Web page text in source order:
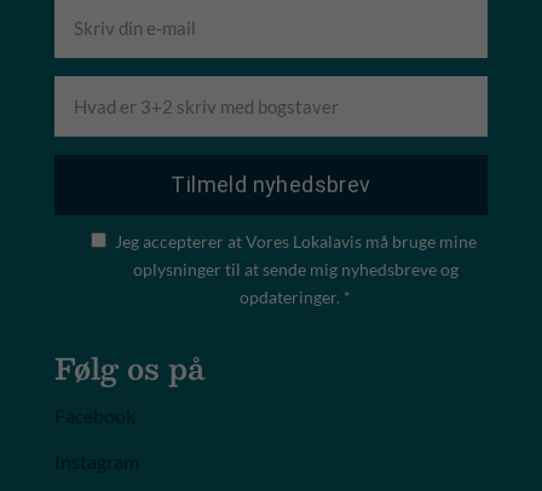
Jeg accepterer at Vores Lokalavis må bruge mine
oplysninger til at sende mig nyhedsbreve og
opdateringer. *
Følg os på